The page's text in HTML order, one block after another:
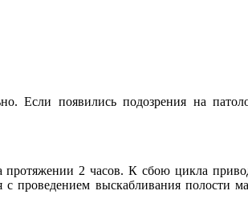
появились подозрения на
2 часов. К сбою цикла
проведением выскабливания полости